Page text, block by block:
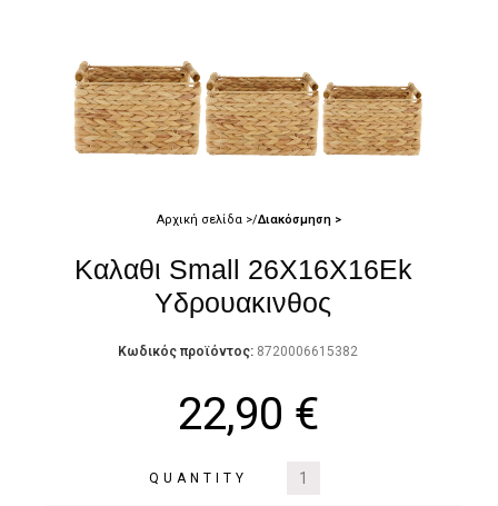
Αρχική σελίδα Διακόσμηση
Καλαθι Small 26X16X16Ek
Υδρουακινθος
Κωδικός προϊόντος: 8720006615382
22,90 €
QUANTITY